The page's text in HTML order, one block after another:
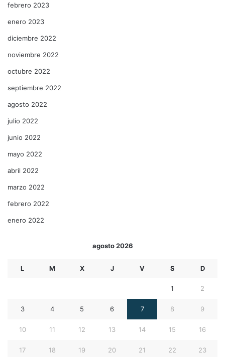
febrero 2023
enero 2023
diciembre 2022
noviembre 2022
octubre 2022
septiembre 2022
agosto 2022
julio 2022
junio 2022
mayo 2022
abril 2022
marzo 2022
febrero 2022
enero 2022
agosto 2026
L M X J V S D
1 2
3 4 5 6 7 8 9
10 11 12 13 14 15 16
17 18 19 20 21 22 23